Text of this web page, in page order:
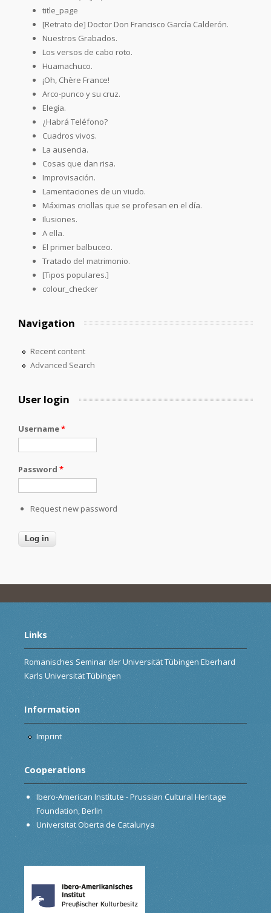
title_page
[Retrato de] Doctor Don Francisco García Calderón.
Nuestros Grabados.
Los versos de cabo roto.
Huamachuco.
¡Oh, Chère France!
Arco-punco y su cruz.
Elegía.
¿Habrá Teléfono?
Cuadros vivos.
La ausencia.
Cosas que dan risa.
Improvisación.
Lamentaciones de un viudo.
Máximas criollas que se profesan en el día.
Ilusiones.
A ella.
El primer balbuceo.
Tratado del matrimonio.
[Tipos populares.]
colour_checker
Navigation
Recent content
Advanced Search
User login
Username*
Password *
Request new password
Links
Romanisches Seminar der Universität Tübingen Eberhard
Karls Universität Tübingen
Information
Imprint
Cooperations
Ibero-American Institute - Prussian Cultural Heritage
Foundation, Berlin
Universitat Oberta de Catalunya